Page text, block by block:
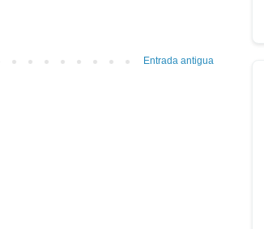
Entrada antigua